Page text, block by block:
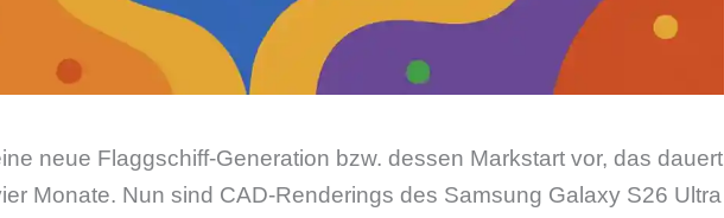
neue Flaggschiff-Generation bzw. dessen Markstart vor, das dauert
Monate. Nun sind CAD-Renderings des Samsung Galaxy S26 Ultra